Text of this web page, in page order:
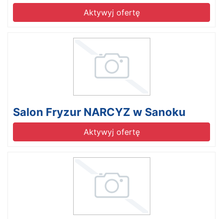
Aktywyj ofertę
Salon Fryzur NARCYZ w Sanoku
Aktywyj ofertę